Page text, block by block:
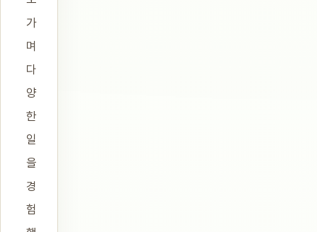
가
며
다
양
한
일
을
경
험